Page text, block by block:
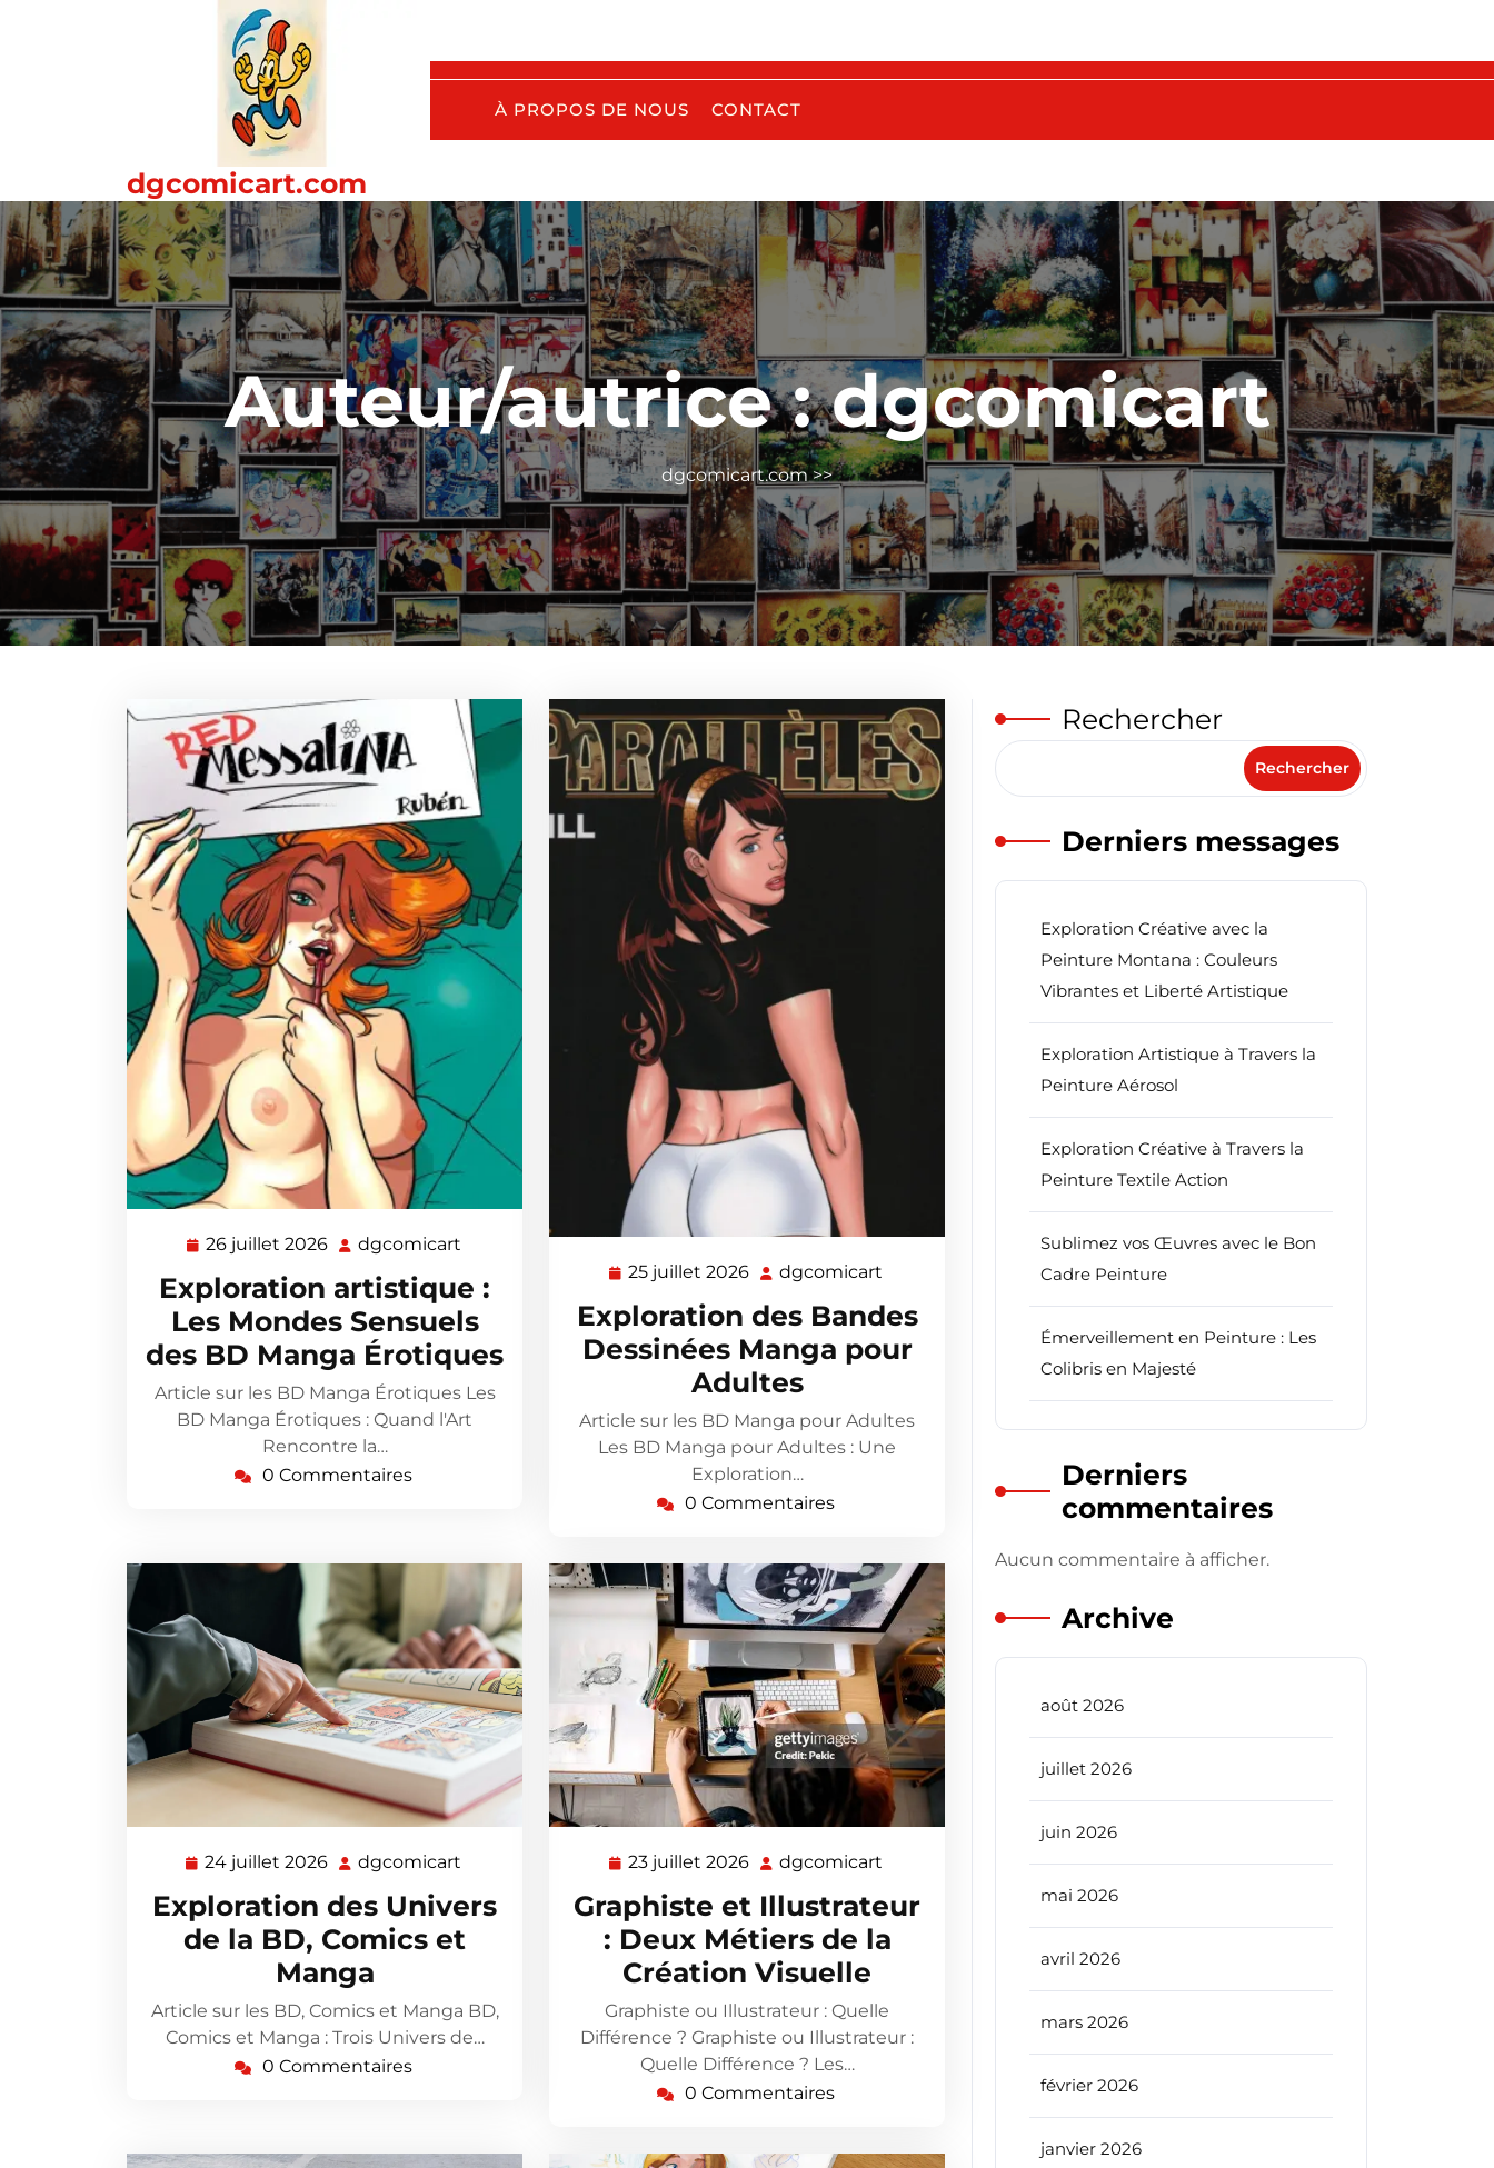
dgcomicart.com
À PROPOS DE NOUS CONTACT
Auteur/autrice :dgcomicart
dgcomicart.com>>
26 juillet 2026 26
juillet
2026
dgcomicart
Exploration artistique :
Les Mondes Sensuels
des BD Manga Érotiques
Article sur les BD Manga Érotiques Les
BD Manga Érotiques : Quand l'Art
Rencontre la…
0 Commentaires
25 juillet 2026 25
2026
dgcomicart
Exploration des Bandes
Dessinées Manga pour
Adultes
Article sur les BD Manga pour Adultes
Les BD Manga pour Adultes : Une
Exploration…
0 Commentaires
24 juillet 2026 24
juillet
2026
dgcomicart
Exploration des Univers
de la BD, Comics et
Manga
Article sur les BD, Comics et Manga BD,
Comics et Manga : Trois Univers de…
0 Commentaires
23 juillet 2026 23
juillet
2026
dgcomicart
Graphiste et Illustrateur
: Deux Métiers de la
Création Visuelle
Graphiste ou Illustrateur : Quelle
Différence ? Graphiste ou Illustrateur :
Quelle Différence ? Les…
0 Commentaires
Rechercher
Rechercher
Derniers messages
Exploration Créative avec la
Peinture Montana : Couleurs
Vibrantes et Liberté Artistique
Exploration Artistique à Travers la
Peinture Aérosol
Exploration Créative à Travers la
Peinture Textile Action
Sublimez vos Œuvres avec le Bon
Cadre Peinture
Émerveillement en Peinture : Les
Colibris en Majesté
Derniers
commentaires
Aucun commentaire à afficher.
Archive
août 2026
juillet 2026
juin 2026
mai 2026
avril 2026
mars 2026
février 2026
janvier 2026